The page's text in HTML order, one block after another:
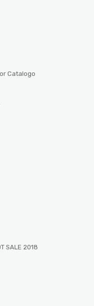
Catalogo
SALE 2018